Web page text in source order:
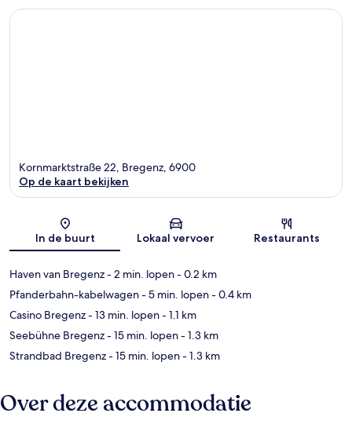
Kaart
Kornmarktstraße 22, Bregenz, 6900
Op de kaart bekijken
In de buurt Lokaal vervoer Restaurants
Haven van Bregenz- 2 min. lopen- 0.2 km
Pfanderbahn-kabelwagen- 5 min. lopen- 0.4 km
Casino Bregenz- 13 min. lopen- 1.1 km
Seebühne Bregenz- 15 min. lopen- 1.3 km
Strandbad Bregenz- 15 min. lopen- 1.3 km
Over deze accommodatie